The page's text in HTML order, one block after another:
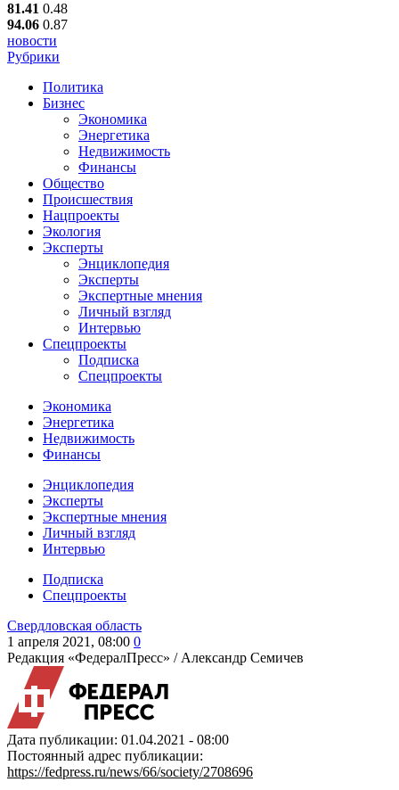
81.41 0.48
94.06 0.87
новости
Рубрики
Политика
Бизнес
Экономика
Энергетика
Недвижимость
Финансы
Общество
Происшествия
Нацпроекты
Экология
Эксперты
Энциклопедия
Эксперты
Экспертные мнения
Личный взгляд
Интервью
Спецпроекты
Подписка
Спецпроекты
Экономика
Энергетика
Недвижимость
Финансы
Энциклопедия
Эксперты
Экспертные мнения
Личный взгляд
Интервью
Подписка
Спецпроекты
Свердловская область
1 апреля 2021, 08:00 0
Редакция «ФедералПресс» / Александр Семичев
Дата публикации: 01.04.2021 - 08:00
Постоянный адрес публикации:
https://fedpress.ru/news/66/society/2708696